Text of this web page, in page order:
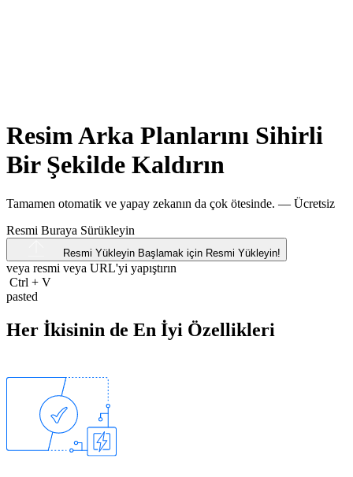
Resim Arka Planlarını Sihirli
Bir Şekilde Kaldırın
Tamamen otomatik ve yapay zekanın da çok ötesinde. — Ücretsiz
Resmi Buraya Sürükleyin
Resmi Yükleyin Başlamak için Resmi Yükleyin!
veya resmi veya URL'yi yapıştırın
Ctrl + V
pasted
Her İkisinin de En İyi Özellikleri